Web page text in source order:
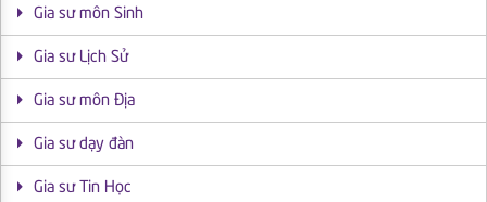
Gia sư môn Sinh
Gia sư Lịch Sử
Gia sư môn Địa
Gia sư dạy đàn
Gia sư Tin Học